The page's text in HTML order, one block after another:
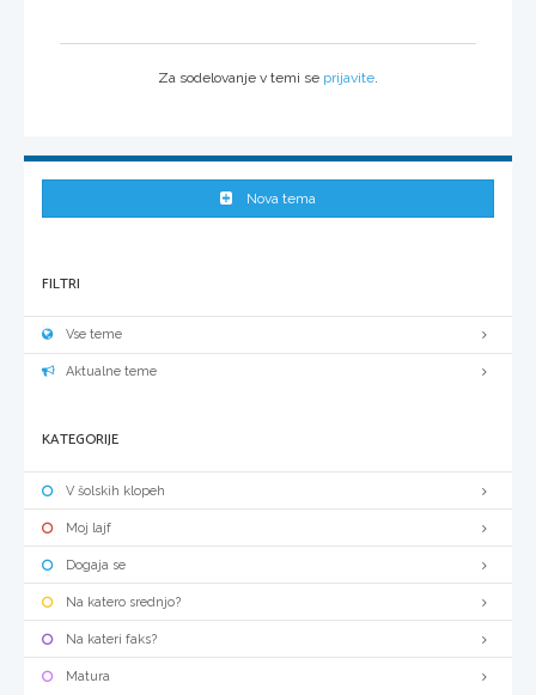
Za sodelovanje v temi se prijavite
Nova tema
FILTRI
Vse teme
Aktualne teme
KATEGORIJE
V šolskih klopeh
Moj lajf
Dogaja se
Na katero srednjo?
Na kateri faks?
Matura